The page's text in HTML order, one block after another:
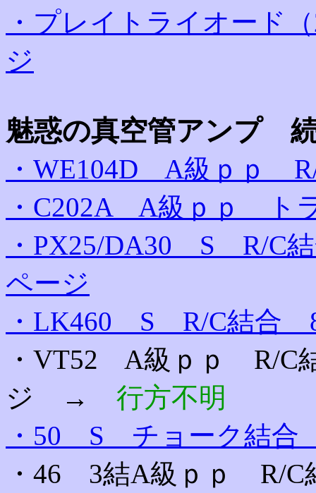
・プレイトライオード
ジ
魅惑の真空管アンプ
・WE104D A級ｐｐ
・C202A A級ｐｐ ト
・PX25/DA30 S R/C
ページ
・LK460 S R/C結合
・VT52 A級ｐｐ R/C
ジ → 行方不明
・50 S チョーク結
・46 3結A級ｐｐ R/C